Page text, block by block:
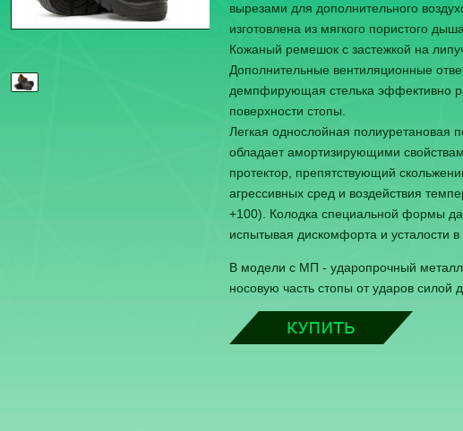
вырезами для дополнительного
изготовлена из мягкого пористого
Кожаный ремешок с застежкой на
Дополнительные вентиляционные
демпфирующая стелька эффективно
поверхности стопы.
Легкая однослойная полиуретановая
обладает амортизирующими
протектор, препятствующий
агрессивных сред и воздействия
+100). Колодка специальной формы
испытывая дискомфорта и усталости
В модели с МП - ударопрочный
носовую часть стопы от ударов силой